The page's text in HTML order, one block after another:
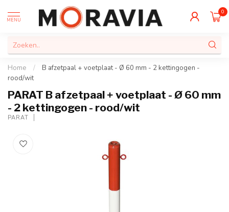
MENU
0
Home /
B afzetpaal + voetplaat - Ø 60 mm - 2 kettingogen -
rood/wit
PARAT B afzetpaal + voetplaat - Ø 60 mm
- 2 kettingogen - rood/wit
PARAT